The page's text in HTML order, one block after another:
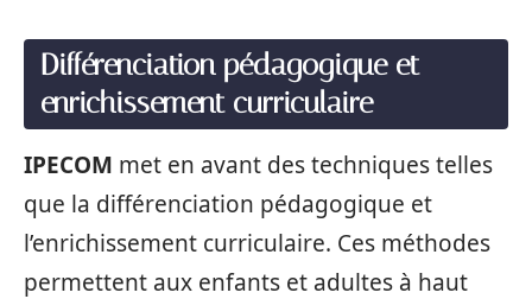
Différenciation pédagogique et
enrichissement curriculaire
IPECOM met en avant des techniques telles
que la différenciation pédagogique et
l’enrichissement curriculaire. Ces méthodes
permettent aux enfants et adultes à haut